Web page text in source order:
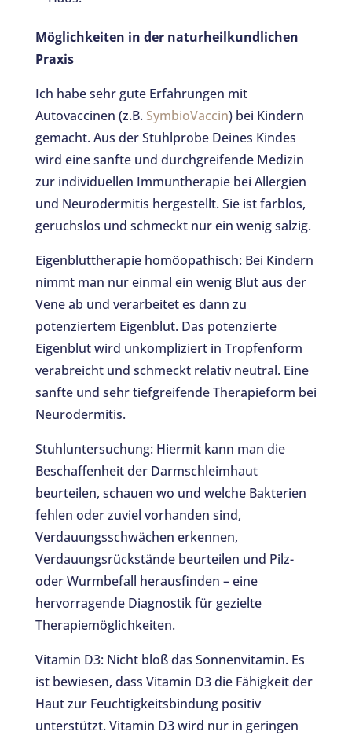
Möglichkeiten in der naturheilkundlichen
Praxis
Ich habe sehr gute Erfahrungen mit
Autovaccinen (z.B. SymbioVaccin) bei Kindern
gemacht. Aus der Stuhlprobe Deines Kindes
wird eine sanfte und durchgreifende Medizin
zur individuellen Immuntherapie bei Allergien
und Neurodermitis hergestellt. Sie ist farblos,
geruchslos und schmeckt nur ein wenig salzig.
Eigenbluttherapie homöopathisch: Bei Kindern
nimmt man nur einmal ein wenig Blut aus der
Vene ab und verarbeitet es dann zu
potenziertem Eigenblut. Das potenzierte
Eigenblut wird unkompliziert in Tropfenform
verabreicht und schmeckt relativ neutral. Eine
sanfte und sehr tiefgreifende Therapieform bei
Neurodermitis.
Stuhluntersuchung: Hiermit kann man die
Beschaffenheit der Darmschleimhaut
beurteilen, schauen wo und welche Bakterien
fehlen oder zuviel vorhanden sind,
Verdauungsschwächen erkennen,
Verdauungsrückstände beurteilen und Pilz-
oder Wurmbefall herausfinden – eine
hervorragende Diagnostik für gezielte
Therapiemöglichkeiten.
Vitamin D3: Nicht bloß das Sonnenvitamin. Es
ist bewiesen, dass Vitamin D3 die Fähigkeit der
Haut zur Feuchtigkeitsbindung positiv
unterstützt. Vitamin D3 wird nur in geringen